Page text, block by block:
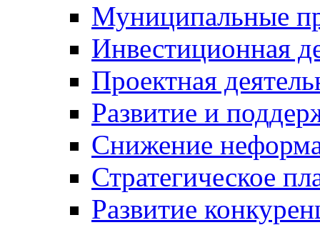
Муниципальные
Инвестиционная
Проектная
Развитие и
Снижение
Стратегическое
Развитие